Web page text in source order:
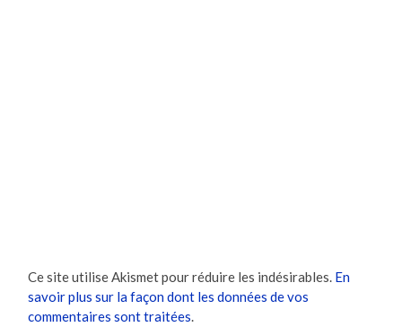
Ce site utilise Akismet pour réduire les indésirables. En
savoir plus sur la façon dont les données de vos
commentaires sont traitées.